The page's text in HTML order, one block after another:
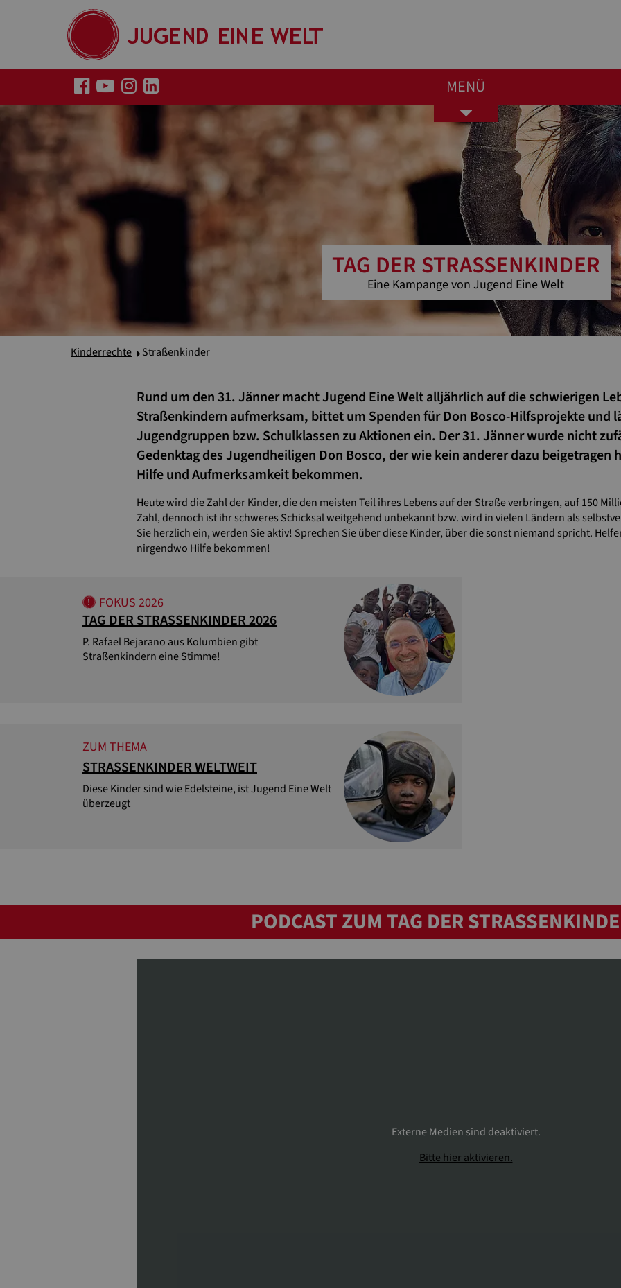
MENÜ
Toggle
navigation
TAG DER STRASSENKINDER
Eine Kampange von Jugend Eine Welt
Kinderrechte Straßenkinder
Rund um den 31. Jänner macht Jugend Eine Welt alljährlich auf die schwierigen
Straßenkindern aufmerksam, bittet um Spenden für Don Bosco-Hilfsprojekte und
Jugendgruppen bzw. Schulklassen zu Aktionen ein. Der 31. Jänner wurde nicht
Gedenktag des Jugendheiligen Don Bosco, der wie kein anderer dazu beigetragen
Hilfe und Aufmerksamkeit bekommen.
Heute wird die Zahl der Kinder, die den meisten Teil ihres Lebens auf der Straße verbringen, auf 150
Zahl, dennoch ist ihr schweres Schicksal weitgehend unbekannt bzw. wird in vielen Ländern als
Sie herzlich ein, werden Sie aktiv! Sprechen Sie über diese Kinder, über die sonst niemand spricht.
nirgendwo Hilfe bekommen!
FOKUS 2026
TAG DER STRASSENKINDER 2026
P. Rafael Bejarano aus Kolumbien gibt
Straßenkindern eine Stimme!
ZUM THEMA
STRASSENKINDER WELTWEIT
Diese Kinder sind wie Edelsteine, ist Jugend Eine Welt
überzeugt
PODCAST ZUM TAG DER
Externe Medien sind deaktiviert.
Bitte hier aktivieren.